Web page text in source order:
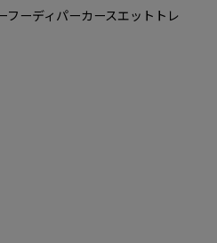
ーディパーカースエットトレ